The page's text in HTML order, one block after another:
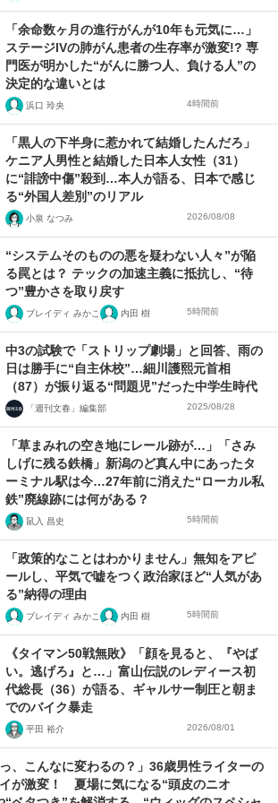
「余命数ヶ月の進行がんが10年も元気に…」
ステージIVの肺がん患者の生存率が激変!? 専
門医が明かした“がんに勝つ人、負ける人”の
決定的な違いとは
浜口 玲央 4時間前
「黒人の下半身に惹かれて結婚したんだろ」
ケニア人男性と結婚した日本人女性（31）
に“誹謗中傷”殺到…本人が語る、日本で感じ
る“外国人差別”のリアル
小泉 なつみ 2026/08/08
“システムそのものの悪を疑わない人々”が陥
る罠とは？ テックの加速主義に抵抗し、“待
つ”豊かさを取り戻す
ブレイディ みかこ 内田 樹 5時間前
中3の試験で「ストリップ劇場」と回答、雨の
日は勝手に“自主休校”…細川護熙元首相
（87）が振り返る“問題児”だった中学生時代
「週刊文春」編集部 2025/08/28
「草まみれの空き地にレール跡が…」「さみ
しげに残る鉄橋」新潟のど真ん中にあったタ
ーミナル駅は今…27年前に消えた“ローカル私
鉄”廃線跡には何がある？
鼠入 昌史 5時間前
「政策的なことはわかりません」無知をアピ
ールし、平気で嘘をつく政治家ほど“人気があ
る”納得の理由
ブレイディ みかこ 内田 樹 5時間前
《タイマン50戦無敗》「顔を見ると、『やば
い。逃げろ』と…」富山伝説のレディース初
代総長（36）が語る、ギャルサー制圧と朝ま
でのバイク暴走
平田 裕介 2026/08/01
っ、こんなに変わるの？」36歳男性ライターの
が激変！ 夏場に気になる“頭皮のニオ